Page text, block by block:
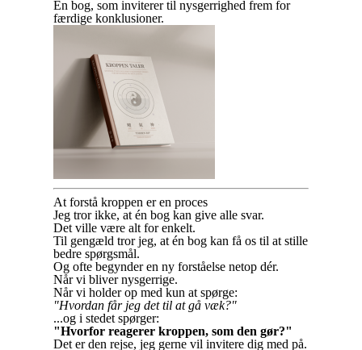
En bog, som inviterer til nysgerrighed frem for
færdige konklusioner.
At forstå kroppen er en proces
Jeg tror ikke, at én bog kan give alle svar.
Det ville være alt for enkelt.
Til gengæld tror jeg, at én bog kan få os til at stille
bedre spørgsmål.
Og ofte begynder en ny forståelse netop dér.
Når vi bliver nysgerrige.
Når vi holder op med kun at spørge:
"Hvordan får jeg det til at gå væk?"
...og i stedet spørger:
"Hvorfor reagerer kroppen, som den gør?"
Det er den rejse, jeg gerne vil invitere dig med på.